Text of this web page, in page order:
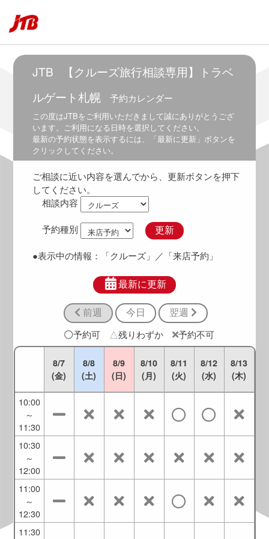
JTB
【クルーズ旅行相談専用】トラベ
ルゲート札幌 予約カレンダー
この度はJTBをご利用いただきまして誠にありがとうござ
います。ご利用になる日時を選択してください。
最新の予約状態を表示するには、「最新に更新」ボタンを
クリックしてください。
ご相談に近い内容を選んでから、更新ボタンを押下
してください。
相談内容
予約種別 更新
●表示中の情報： 「クルーズ」 ／「来店予約」
最新に更新
前週 今日 翌週
予約可 △残りわずか 予約不可
8/7
(金)
8/8
(土)
8/9
(日)
8/10
(月)
8/11
(火)
8/12
(水)
8/13
(木)
5:30
～
6:00
7:30
6:30
8:00
7:00
7:30
9:30
10:00
～
11:30
10:30
～
12:00
11:00
～
12:30
11:30